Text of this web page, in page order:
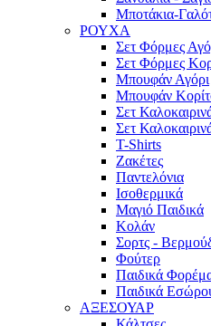
Μποτάκια-
ΡΟΥΧΑ
Σετ Φόρμες
Σετ Φόρμες
Μπουφάν Αγόρι
Μπουφάν
Σετ
Σετ
T-Shirts
Ζακέτες
Παντελόνια
Ισοθερμικά
Μαγιό Παιδικά
Κολάν
Σορτς -
Φούτερ
Παιδικά
Παιδικά
ΑΞΕΣΟΥΑΡ